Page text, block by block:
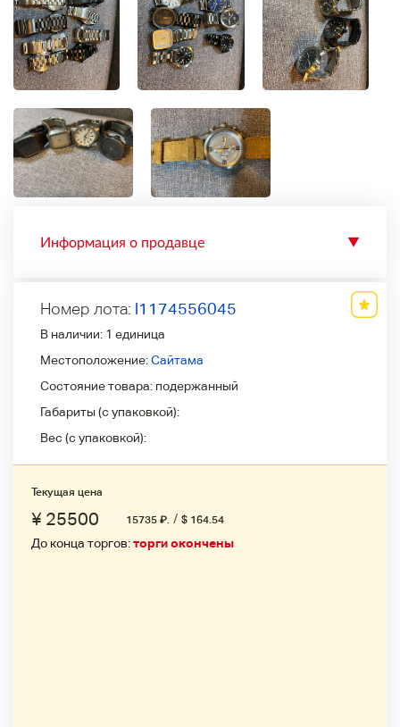
Информация о продавце ▼
Номер лота: l1174556045
В наличии: 1 единица
Местоположение:Сайтама
Состояние товара: подержанный
Габариты (с упаковкой):
Вес (с упаковкой):
Текущая цена
¥ 25500 15735 ₽. / $ 164.54
До конца торгов:торги окончены